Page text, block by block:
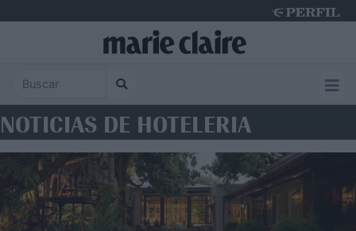
NOTICIAS DE HOTELERIA